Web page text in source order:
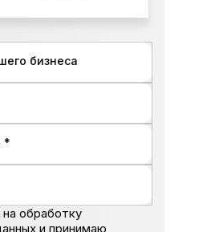
бизнеса
*
обработку
и принимаю